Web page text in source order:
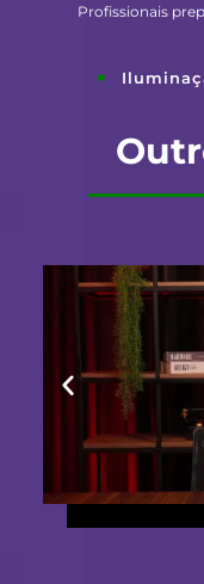
Profissionais